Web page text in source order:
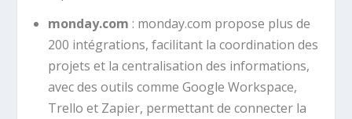
monday.com : monday.com propose plus de
200 intégrations, facilitant la coordination des
projets et la centralisation des informations,
avec des outils comme Google Workspace,
Trello et Zapier, permettant de connecter la